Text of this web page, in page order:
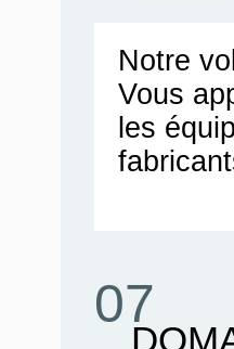
07
Notre
Vous
les